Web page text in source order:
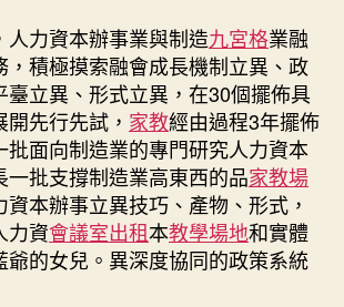
九
宮
格
聚
會
成
長〉
中
人力資本辦事業與制造九宮格業融
，積極摸索融會成長機制立異、政
臺立異、形式立異，在30個擺佈具
先行先試， 家教經由過程3年擺佈
批面向制造業的專門研究人力資本
一批支撐制造業高東西的品家教場
本辦事立異技巧、產物、形式，
力資會議室出租本教學場地和實體
爺的女兒。異深度協同的政策系統